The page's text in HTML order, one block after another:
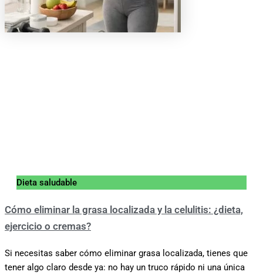
Dieta saludable
Cómo eliminar la grasa localizada y la celulitis: ¿dieta,
ejercicio o cremas?
Si necesitas saber cómo eliminar grasa localizada, tienes que
tener algo claro desde ya: no hay un truco rápido ni una única